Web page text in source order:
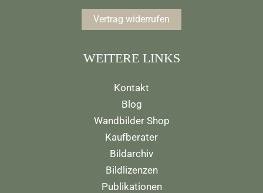
Vertrag widerrufen
WEITERE LINKS
Kontakt
Blog
Wandbilder Shop
Kaufberater
Bildarchiv
Bildlizenzen
Publikationen